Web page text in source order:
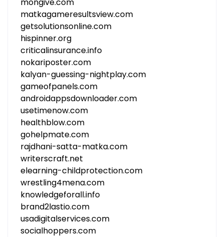
matkagameresultsview.com
getsolutionsonline.com
hispinner.org
criticalinsurance.info
nokariposter.com
kalyan-guessing-nightplay.com
gameofpanels.com
androidappsdownloader.com
usetimenow.com
healthblow.com
gohelpmate.com
rajdhani-satta-matka.com
writerscraft.net
elearning-childprotection.com
wrestling4mena.com
knowledgeforall.info
brand2lastio.com
usadigitalservices.com
socialhoppers.com